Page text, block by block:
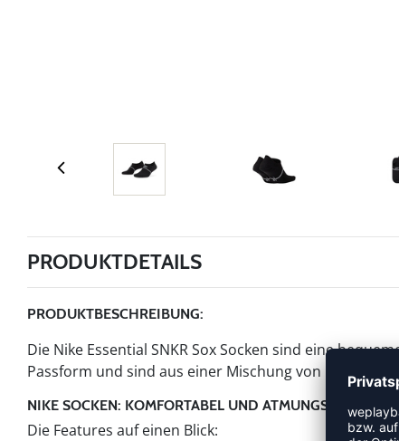
PRODUKTDETAILS
PRODUKTBESCHREIBUNG:
Die Nike Essential SNKR Sox Socken sind eine
Passform und sind aus einer Mischung von
NIKE SOCKEN: KOMFORTABEL UND ATMUNGSAKTIV
Die Features auf einen Blick: